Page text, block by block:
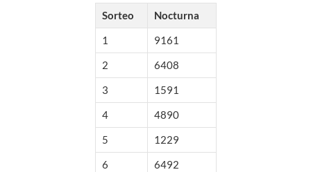
Sorteo
Nocturna
1
9161
2
6408
3
1591
4
4890
5
1229
6
6492